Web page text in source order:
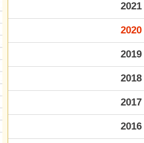
2021
2020
2019
2018
2017
2016